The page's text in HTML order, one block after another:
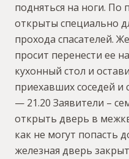
подняться на ноги. По
открыты специально
прохода спасателей.
просит перенести ее
кухонный стол и
приехавших соседей и
— 21.20 Заявители –
открыть дверь в
как не могут попасть
железная дверь